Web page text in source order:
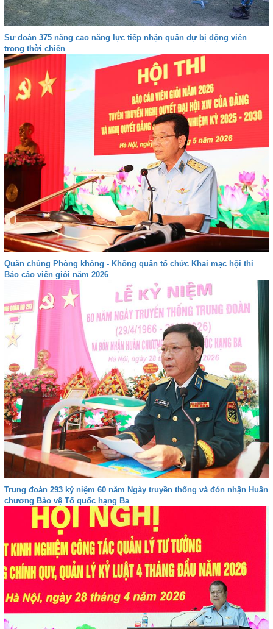
Sư đoàn 375 nâng cao năng lực tiếp nhận quân dự bị động viên
trong thời chiến
Quân chủng Phòng không - Không quân tổ chức Khai mạc hội thi
Báo cáo viên giỏi năm 2026
Trung đoàn 293 kỷ niệm 60 năm Ngày truyền thống và đón nhận Huân
chương Bảo vệ Tổ quốc hạng Ba